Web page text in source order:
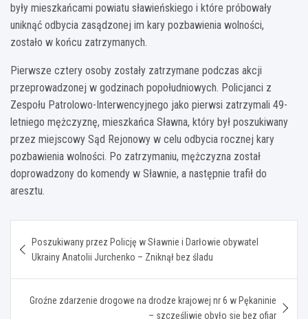
były mieszkańcami powiatu sławieńskiego i które próbowały
uniknąć odbycia zasądzonej im kary pozbawienia wolności,
zostało w końcu zatrzymanych.
Pierwsze cztery osoby zostały zatrzymane podczas akcji
przeprowadzonej w godzinach popołudniowych. Policjanci z
Zespołu Patrolowo-Interwencyjnego jako pierwsi zatrzymali 49-
letniego mężczyznę, mieszkańca Sławna, który był poszukiwany
przez miejscowy Sąd Rejonowy w celu odbycia rocznej kary
pozbawienia wolności. Po zatrzymaniu, mężczyzna został
doprowadzony do komendy w Sławnie, a następnie trafił do
aresztu.
wpisu
Poszukiwany przez Policję w Sławnie i Darłowie obywatel
Ukrainy Anatolii Jurchenko – Zniknął bez śladu
Groźne zdarzenie drogowe na drodze krajowej nr 6 w Pękaninie
– szczęśliwie obyło się bez ofiar